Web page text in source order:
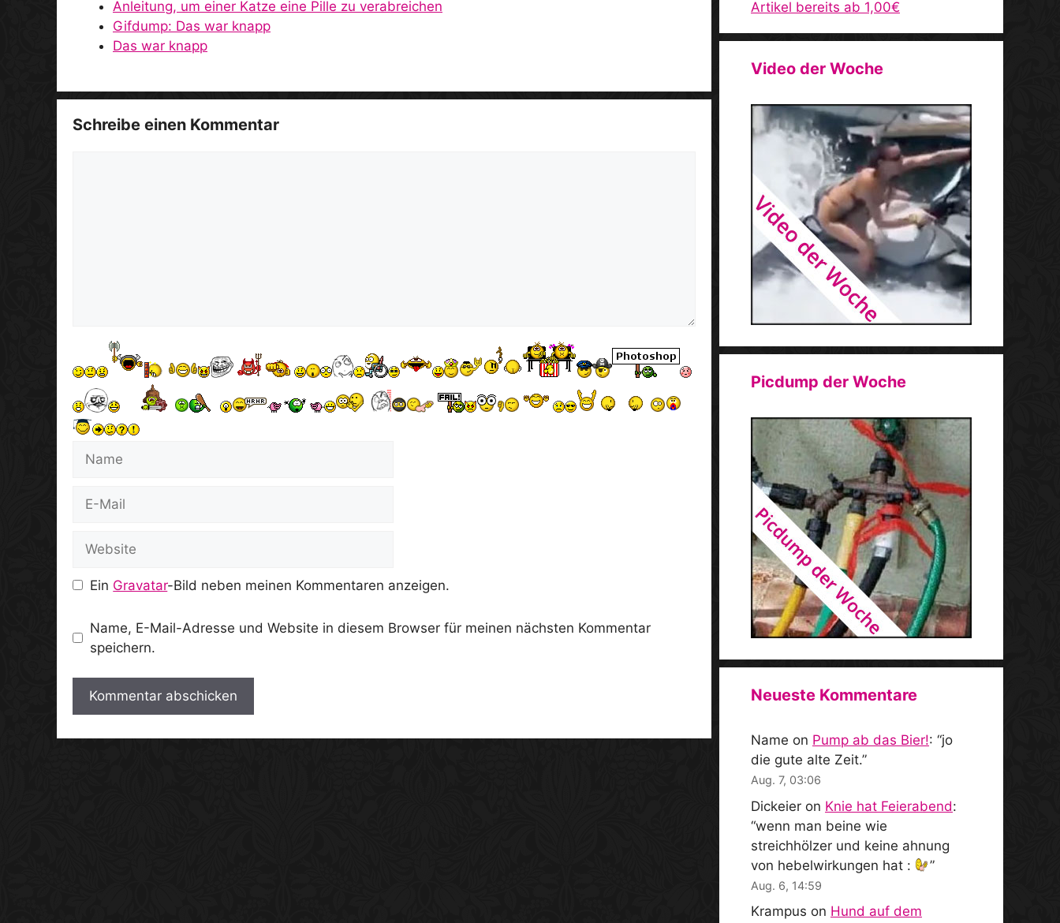
Anleitung, um einer Katze eine Pille zu verabreichen
Gifdump: Das war knapp
Das war knapp
Schreibe einen Kommentar
Name
Website
Ein Gravatar-Bild neben meinen Kommentaren anzeigen.
Name, E-Mail-Adresse und Website in diesem Browser für meinen nächsten Kommentar
speichern.
Artikel bereits ab 1,00€
Video der Woche
Picdump der Woche
Neueste Kommentare
Name on Pump ab das Bier!: “jo
die gute alte Zeit.”
Aug. 7, 03:06
Dickeier on Knie hat Feierabend:
“wenn man beine wie
streichhölzer und keine ahnung
von hebelwirkungen hat :
”
Aug. 6, 14:59
Krampus on Hund auf dem